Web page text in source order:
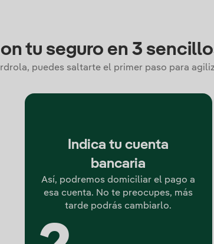
tu seguro en 3
puedes saltarte el primer paso para
Indica tu cuenta
bancaria
Así, podremos domiciliar el pago a
esa cuenta. No te preocupes, más
tarde podrás cambiarlo.